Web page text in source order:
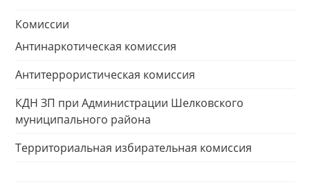
Комиссии
Антинаркотическая комиссия
Антитеррористическая комиссия
КДН ЗП при Администрации Шелковского
муниципального района
Территориальная избирательная комиссия